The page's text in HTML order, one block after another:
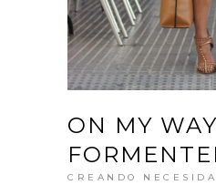
ON MY
CREANDO